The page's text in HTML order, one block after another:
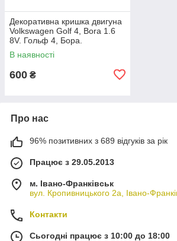
Декоративна кришка двигуна
Volkswagen Golf 4, Bora 1.6
8V. Гольф 4, Бора.
06A103925AC.
В наявності
600 ₴
Про нас
96% позитивних з 689 відгуків за рік
Працює з 29.05.2013
м. Івано-Франківськ
вул. Кропивницького 2а, Івано-
Контакти
Сьогодні працює з 10:00 до 18:00